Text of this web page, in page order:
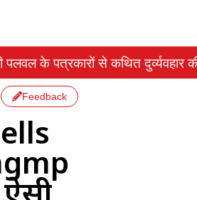
पलवल के पत्रकारों से कथित दुर्व्यवहार
Feedback